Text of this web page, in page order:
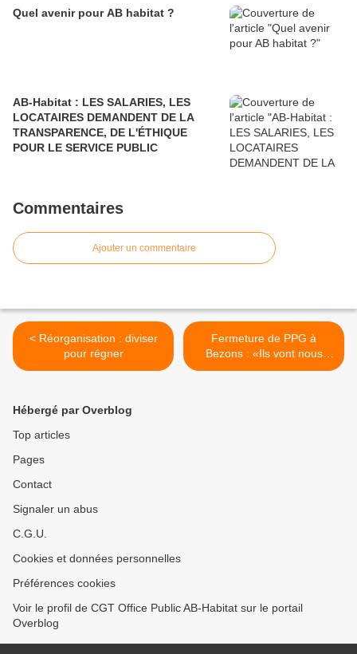
Quel avenir pour AB habitat ?
AB-Habitat : LES SALARIES, LES
LOCATAIRES DEMANDENT DE LA
TRANSPARENCE, DE L'ÉTHIQUE
POUR LE SERVICE PUBLIC
Commentaires
Ajouter un commentaire
< Réorganisation : diviser
pour régner
Fermeture de PPG à
Bezons : «Ils vont nous
renvoyer comme des
Hébergé par Overblog
Top articles
Pages
Contact
Signaler un abus
C.G.U.
Cookies et données personnelles
Préférences cookies
Voir le profil de CGT Office Public AB-Habitat sur le portail
Overblog